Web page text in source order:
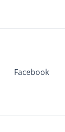
Facebook